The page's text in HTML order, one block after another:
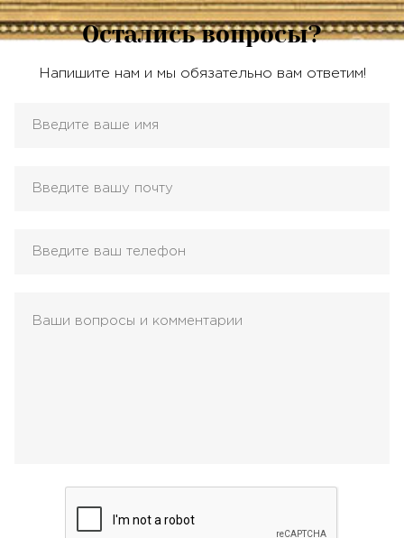
Остались вопросы?
Напишите нам и мы обязательно вам ответим!